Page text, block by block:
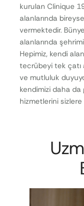
kurulan Clinique
alanlarında
vermektedir.
alanlarında
Hepimiz, kendi
tecrübeyi tek çatı
ve mutluluk
kendimizi daha da
hizmetlerini sizlere